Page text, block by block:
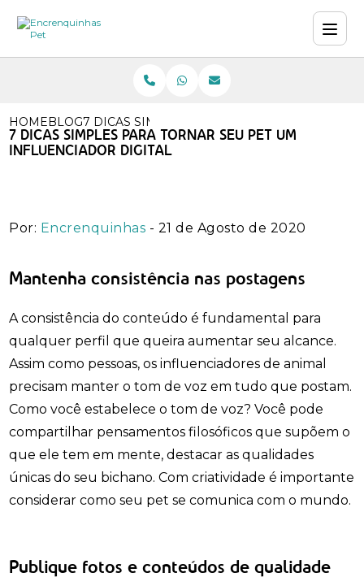
HOMEBLOG7 DICAS SIMPLES PARA TORNAR SEU PET
7 DICAS SIMPLES PARA TORNAR SEU PET UM
INFLUENCIADOR DIGITAL
Por: Encrenquinhas - 21 de Agosto de 2020
Mantenha consistência nas postagens
A consistência do conteúdo é fundamental para
qualquer perfil que queira aumentar seu alcance.
Assim como pessoas, os influenciadores de animal
precisam manter o tom de voz em tudo que postam.
Como você estabelece o tom de voz? Você pode
compartilhar pensamentos filosóficos que supõem o
que ele tem em mente, destacar as qualidades
únicas do seu bichano. Com criatividade é importante
considerar como seu pet se comunica com o mundo.
Publique fotos e conteúdos de qualidade